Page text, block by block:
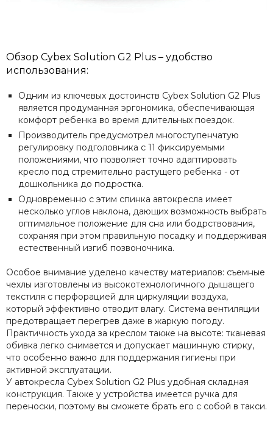
Обзор Cybex Solution G2 Plus – удобство
использования:
Одним из ключевых достоинств Cybex Solution G2 Plus
является продуманная эргономика, обеспечивающая
комфорт ребенка во время длительных поездок.
Производитель предусмотрел многоступенчатую
регулировку подголовника с 11 фиксируемыми
положениями, что позволяет точно адаптировать
кресло под стремительно растущего ребенка - от
дошкольника до подростка.
Одновременно с этим спинка автокресла имеет
несколько углов наклона, дающих возможность выбрать
оптимальное положение для сна или бодрствования,
сохраняя при этом правильную посадку и поддерживая
естественный изгиб позвоночника.
Особое внимание уделено качеству материалов: съемные
чехлы изготовлены из высокотехнологичного дышащего
текстиля с перфорацией для циркуляции воздуха,
который эффективно отводит влагу. Система вентиляции
предотвращает перегрев даже в жаркую погоду.
Практичность ухода за креслом также на высоте: тканевая
обивка легко снимается и допускает машинную стирку,
что особенно важно для поддержания гигиены при
активной эксплуатации.
У автокресла Cybex Solution G2 Plus удобная складная
конструкция. Также у устройства имеется ручка для
переноски, поэтому вы сможете брать его с собой в такси.